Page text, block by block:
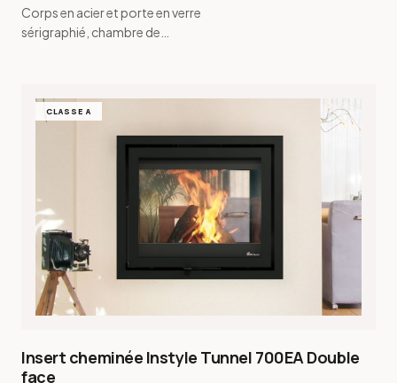
Corps en acier et porte en verre
sérigraphié, chambre de
CLASSE A
Insert cheminée Instyle Tunnel 700EA Double
face